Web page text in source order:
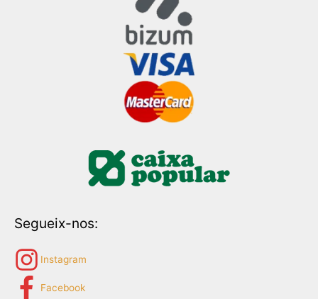
Segueix-nos:
Instagram
Facebook